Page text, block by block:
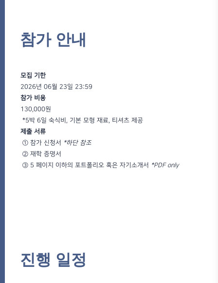
참가 안내
모집 기한
2026년 06월 23일 23:59
참가 비용
130,000원
*5박 6일 숙식비, 기본 모형 재료, 티셔츠 제공
제출 서류
① 참가 신청서 *하단 참조
② 재학 증명서
③ 5 페이지 이하의 포트폴리오 혹은 자기소개서 *PDF only
진행 일정